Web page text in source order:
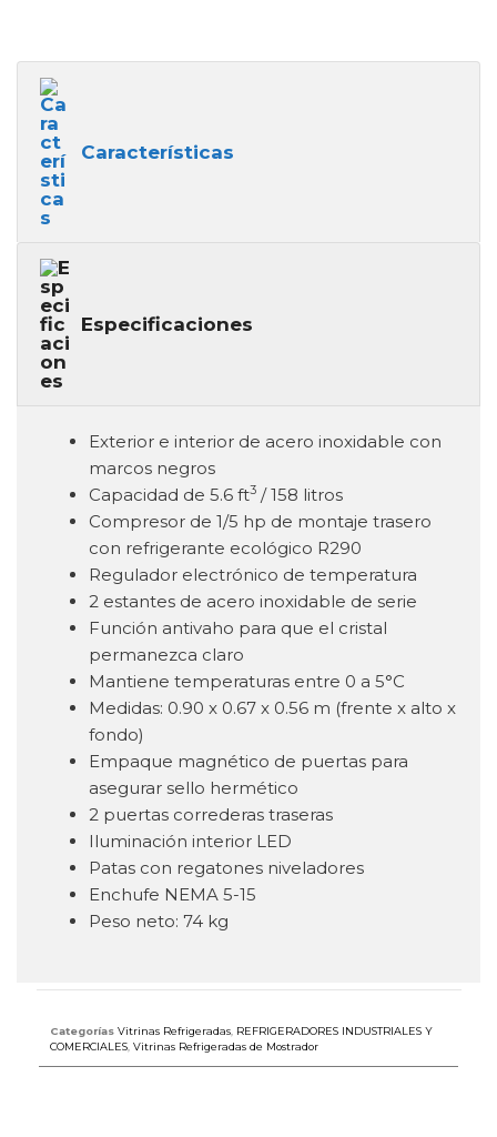
Características
Especificaciones
Exterior e interior de acero inoxidable con
marcos negros
Capacidad de 5.6 ft3 / 158 litros
Compresor de 1/5 hp de montaje trasero
con refrigerante ecológico R290
Regulador electrónico de temperatura
2 estantes de acero inoxidable de serie
Función antivaho para que el cristal
permanezca claro
Mantiene temperaturas entre 0 a 5°C
Medidas: 0.90 x 0.67 x 0.56 m (frente x alto x
fondo)
Empaque magnético de puertas para
asegurar sello hermético
2 puertas correderas traseras
Iluminación interior LED
Patas con regatones niveladores
Enchufe NEMA 5-15
Peso neto: 74 kg
Categorías Vitrinas Refrigeradas REFRIGERADORES INDUSTRIALES Y
COMERCIALES Vitrinas Refrigeradas de Mostrador